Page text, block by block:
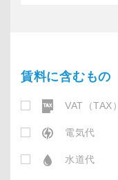
賃料に含むもの
VAT（TAX）
電気代
水道代